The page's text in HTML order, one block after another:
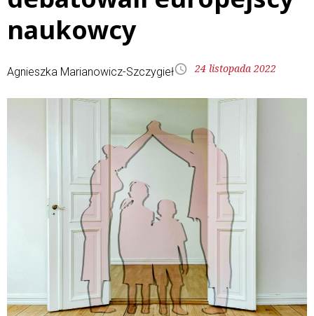
naukowcy
Agnieszka Marianowicz-Szczygieł 24 listopada 2022